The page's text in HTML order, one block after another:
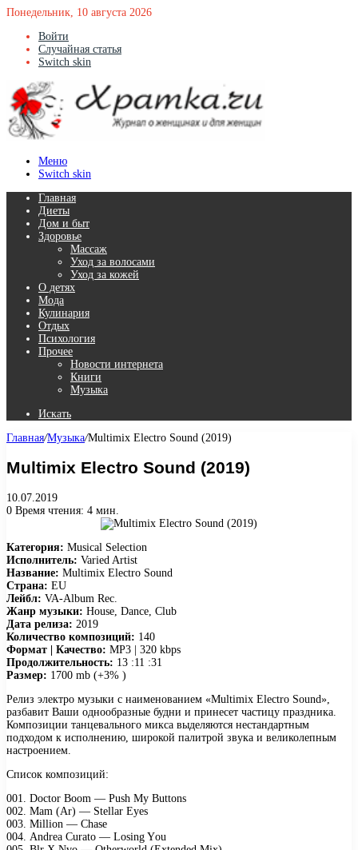
Понедельник, 10 августа 2026
Войти
Случайная статья
Switch skin
Меню
Switch skin
Главная
Диеты
Дом и быт
Здоровье
Массаж
Уход за волосами
Уход за кожей
О детях
Мода
Кулинария
Отдых
Психология
Прочее
Новости интернета
Книги
Музыка
Искать
Главная/Музыка/Multimix Electro Sound (2019)
Multimix Electro Sound (2019)
10.07.2019
0 Время чтения: 4 мин.
Категория: Musical Selection
Исполнитель: Varied Artist
Название: Multimix Electro Sound
Страна: EU
Лейбл: VA-Album Rec.
Жанр музыки: House, Dance, Club
Дата релиза: 2019
Количество композиций: 140
Формат | Качество: MP3 | 320 kbps
Продолжительность: 13 :11 :31
Размер: 1700 mb (+3% )
Релиз электро музыки с наименованием «Multimix Electro Sound»,
разбавит Ваши однообразные будни и принесет частицу праздника.
Композиции танцевального микса выделяются нестандартным
подходом к исполнению, широкой палитрой звука и великолепным
настроением.
Список композиций:
001. Dосtоr Bооm — Push My Buttоns
002. Mаm (Ar) — Stеllаr Eyеs
003. Milliоn — Chаsе
004. Andrеа Curаtо — Lоsing Yоu